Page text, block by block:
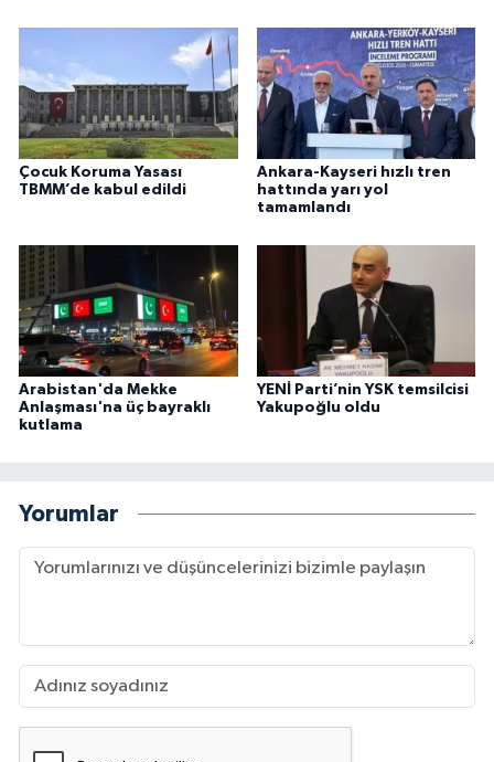
Çocuk Koruma Yasası
TBMM’de kabul edildi
Ankara-Kayseri hızlı tren
hattında yarı yol
tamamlandı
Arabistan'da Mekke
Anlaşması'na üç bayraklı
kutlama
YENİ Parti’nin YSK temsilcisi
Yakupoğlu oldu
Yorumlar